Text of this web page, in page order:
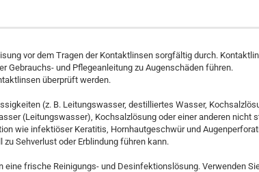
vor dem Tragen der Kontaktlinsen sorgfältig durch.
Gebrauchs- und Pflegeanleitung zu Augenschäden führen.
überprüft werden.
(z. B. Leitungswasser, destilliertes Wasser,
(Leitungswasser), Kochsalzlösung oder einer anderen nicht
wie infektiöser Keratitis, Hornhautgeschwür und
Sehverlust oder Erblindung führen kann.
eine frische Reinigungs- und Desinfektionslösung. Verwenden